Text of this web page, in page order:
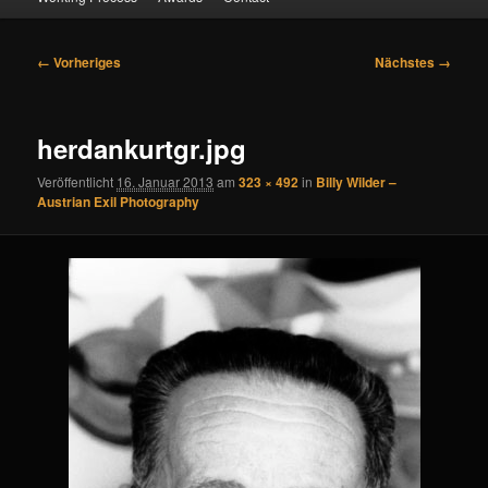
Bilder-
← Vorheriges Nächstes →
herdankurtgr.jpg
Veröffentlicht 16. Januar 2013 am323 × 492in Billy Wilder –
Austrian Exil Photography